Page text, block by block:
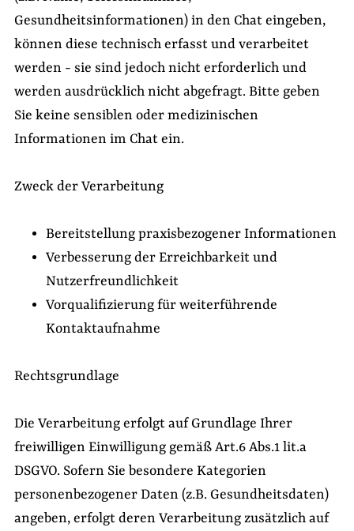
Gesundheitsinformationen) in den Chat eingeben,
können diese technisch erfasst und verarbeitet
werden - sie sind jedoch nicht erforderlich und
werden ausdrücklich nicht abgefragt. Bitte geben
Sie keine sensiblen oder medizinischen
Informationen im Chat ein.
Zweck der Verarbeitung
Bereitstellung praxisbezogener Informationen
Verbesserung der Erreichbarkeit und
Nutzerfreundlichkeit
Vorqualifizierung für weiterführende
Kontaktaufnahme
Rechtsgrundlage
Die Verarbeitung erfolgt auf Grundlage Ihrer
freiwilligen Einwilligung gemäß Art.6 Abs.1 lit.a
DSGVO. Sofern Sie besondere Kategorien
personenbezogener Daten (z.B. Gesundheitsdaten)
angeben, erfolgt deren Verarbeitung zusätzlich auf